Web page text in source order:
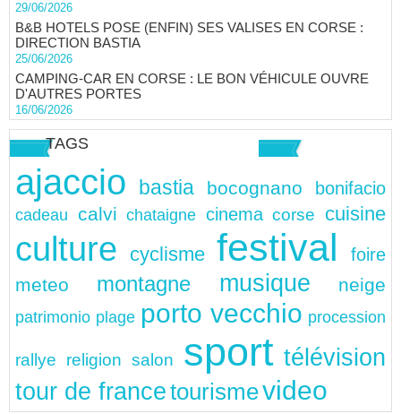
29/06/2026
B&B HOTELS POSE (ENFIN) SES VALISES EN CORSE :
DIRECTION BASTIA
25/06/2026
CAMPING-CAR EN CORSE : LE BON VÉHICULE OUVRE
D'AUTRES PORTES
16/06/2026
TAGS
ajaccio bastia bocognano bonifacio
cadeau calvi chataigne cinema corse cuisine
culture cyclisme festival foire
meteo montagne musique neige
patrimonio plage porto vecchio procession
rallye religion salon sport télévision
tour de francetourismevideo